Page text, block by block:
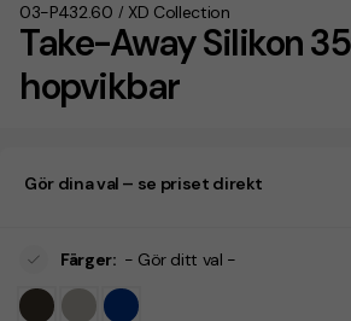
Take-Away Silikon
hopvikbar
03-P432.60 / XD Collection
Gör dina val – se priset direkt
Färger: - Gör ditt val -